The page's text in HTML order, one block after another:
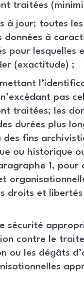
traitées
à jour; toutes
à
pour lesquelles
(exactitude) ;
pas
traitées; les
durées plus
fins
ou historique
1, pour
droits et libertés
sécurité
contre le
ou les dégâts